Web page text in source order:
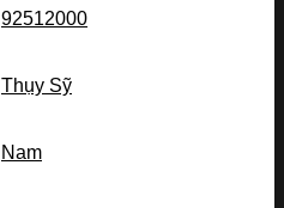
92512000
Thụy Sỹ
Nam